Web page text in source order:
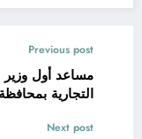
Previous post
مساعد أول
شهرا
Next post